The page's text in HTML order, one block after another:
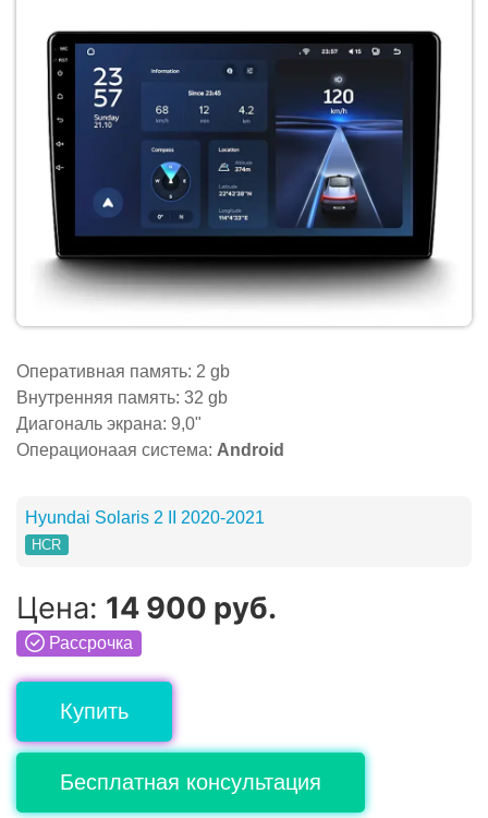
Оперативная память: 2 gb
Внутренняя память: 32 gb
Диагональ экрана: 9,0"
Операционаая система: Android
Hyundai Solaris 2 II 2020-2021
HCR
Цена: 14 900 руб.
Рассрочка
Купить
Бесплатная консультация